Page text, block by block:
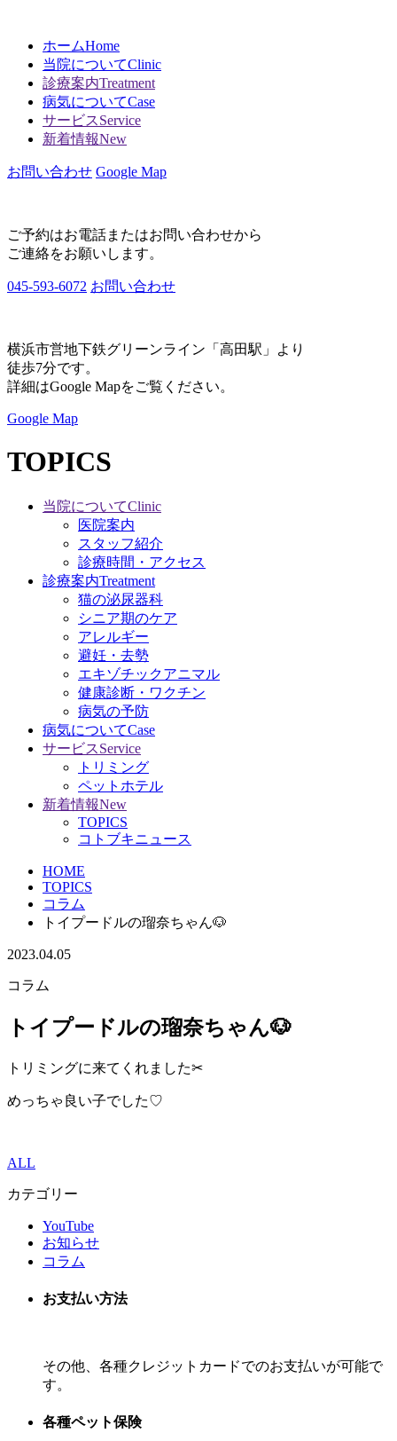
ホームHome
当院についてClinic
診療案内Treatment
病気についてCase
サービスService
新着情報New
お問い合わせ Google Map
ご予約はお電話またはお問い合わせから
ご連絡をお願いします。
045-593-6072 お問い合わせ
横浜市営地下鉄グリーンライン「高田駅」より
徒歩7分です。
詳細はGoogle Mapをご覧ください。
Google Map
TOPICS
当院についてClinic
医院案内
スタッフ紹介
診療時間・アクセス
診療案内Treatment
猫の泌尿器科
シニア期のケア
アレルギー
避妊・去勢
エキゾチックアニマル
健康診断・ワクチン
病気の予防
病気についてCase
サービスService
トリミング
ペットホテル
新着情報New
TOPICS
コトブキニュース
HOME
TOPICS
コラム
トイプードルの瑠奈ちゃん🐶
2023.04.05
コラム
トイプードルの瑠奈ちゃん🐶
トリミングに来てくれました✂
めっちゃ良い子でした♡
ALL
カテゴリー
YouTube
お知らせ
コラム
お支払い方法
その他、各種クレジットカードでのお支払いが可能で
す。
各種ペット保険